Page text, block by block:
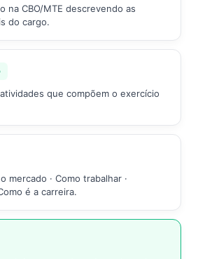
na CBO/MTE descrevendo as
do cargo.
que compõem o exercício
mercado · Como trabalhar ·
é a carreira.